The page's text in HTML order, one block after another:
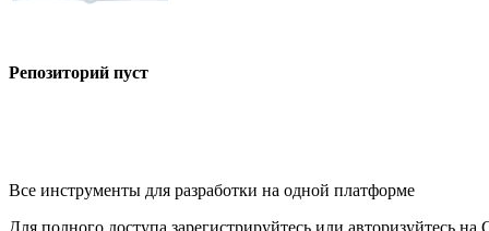
Репозиторий пуст
Все инструменты для разработки на одной платформе
Для полного доступа зарегистрируйтесь или авторизуйтесь на